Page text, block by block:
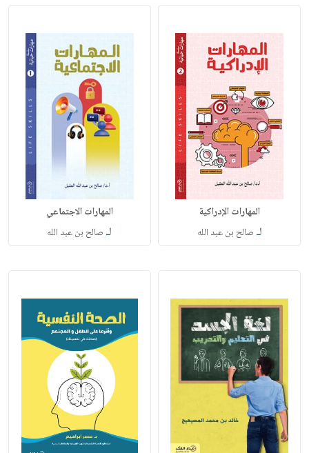
المهارات الإدراكية
لـ صالح بن عبد الله
المهارات الاجتماعي
لـ صالح بن عبد الله